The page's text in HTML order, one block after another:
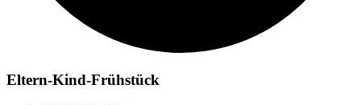
Eltern-Kind-Frühstück